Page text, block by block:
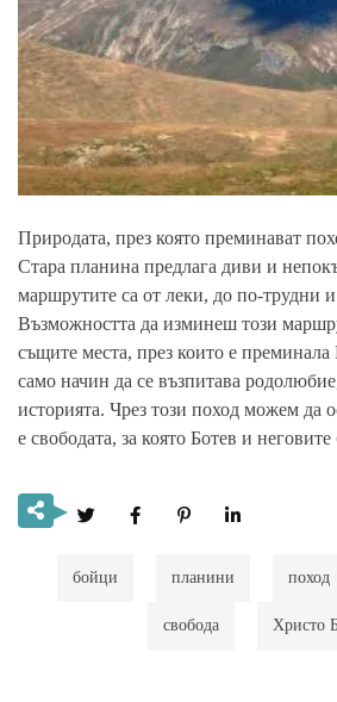
Природата, през която преминават
Стара планина предлага диви и
маршрутите са от леки, до по-трудни
Възможността да изминеш този
същите места, през които е преминала
само начин да се възпитава
историята. Чрез този поход можем да
е свободата, за която Ботев и
бойци планини поход
свобода Христо